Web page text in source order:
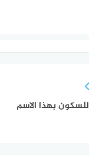
بهذا الاسم